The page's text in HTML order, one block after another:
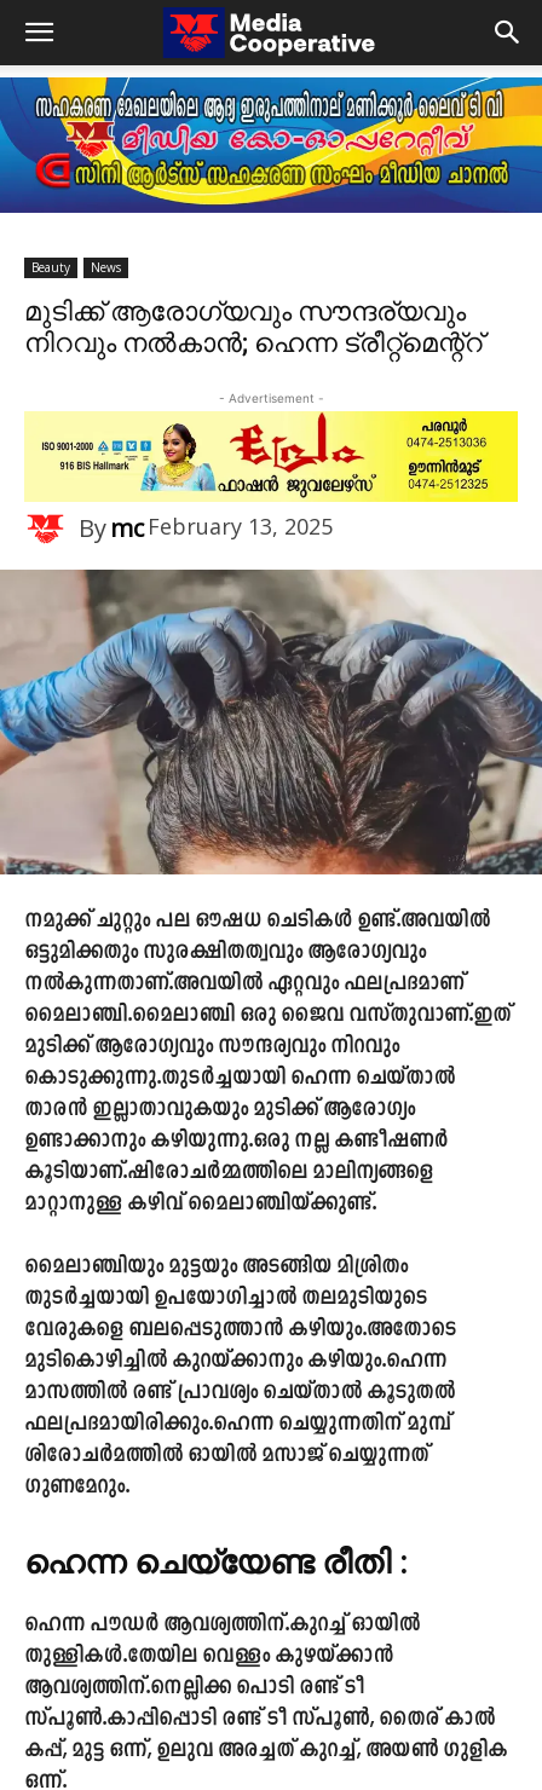
Beauty News
മുടിക്ക് ആരോഗ്യവും സൗന്ദര്യവും
നിറവും നൽകാൻ; ഹെന്ന ട്രീറ്റ്‌മെന്റ്റ്
- Advertisement -
Bymc February 13, 2025
നമുക്ക് ചുറ്റും പല ഔഷധ ചെടികൾ ഉണ്ട്.അവയിൽ
ഒട്ടുമിക്കതും സുരക്ഷിതത്വവും ആരോഗ്യവും
നൽകുന്നതാണ്.അവയിൽ ഏറ്റവും ഫലപ്രദമാണ്
മൈലാഞ്ചി.മൈലാഞ്ചി ഒരു ജൈവ വസ്തുവാണ്.ഇത്
മുടിക്ക് ആരോഗ്യവും സൗന്ദര്യവും നിറവും
കൊടുക്കുന്നു.തുടർച്ചയായി ഹെന്ന ചെയ്താൽ
താരൻ ഇല്ലാതാവുകയും മുടിക്ക് ആരോഗ്യം
ഉണ്ടാക്കാനും കഴിയുന്നു.ഒരു നല്ല കണ്ടീഷണർ
കൂടിയാണ്.ഷിരോചർമ്മത്തിലെ മാലിന്യങ്ങളെ
മാറ്റാനുള്ള കഴിവ് മൈലാഞ്ചിയ്ക്കുണ്ട്.
മൈലാഞ്ചിയും മുട്ടയും അടങ്ങിയ മിശ്രിതം
തുടർച്ചയായി ഉപയോഗിച്ചാൽ തലമുടിയുടെ
വേരുകളെ ബലപ്പെടുത്താൻ കഴിയും.അതോടെ
മുടികൊഴിച്ചിൽ കുറയ്ക്കാനും കഴിയും.ഹെന്ന
മാസത്തിൽ രണ്ട് പ്രാവശ്യം ചെയ്താൽ കൂടുതൽ
ഫലപ്രദമായിരിക്കും.ഹെന്ന ചെയ്യുന്നതിന് മുമ്പ്
ശിരോചർമത്തിൽ ഓയിൽ മസാജ് ചെയ്യുന്നത്
ഗുണമേറും.
ഹെന്ന ചെയ്യേണ്ട രീതി :
ഹെന്ന പൗഡർ ആവശ്യത്തിന്.കുറച്ച് ഓയിൽ
തുള്ളികൾ.തേയില വെള്ളം കുഴയ്ക്കാൻ
ആവശ്യത്തിന്.നെല്ലിക്ക പൊടി രണ്ട് ടീ
സ്പൂൺ.കാപ്പിപ്പൊടി രണ്ട് ടീ സ്പൂൺ, തൈര് കാൽ
കപ്പ്, മുട്ട ഒന്ന്, ഉലുവ അരച്ചത് കുറച്ച്, അയൺ ഗുളിക
ഒന്ന്.